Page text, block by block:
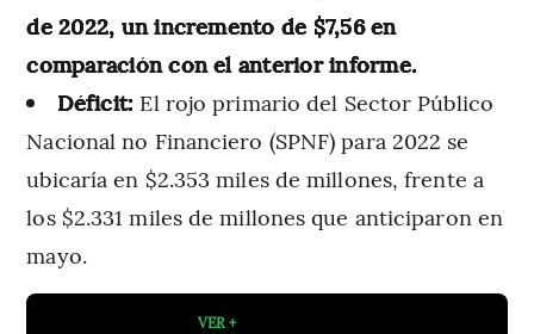
de 2022, un incremento de $7,56 en
comparación con el anterior informe.
Déficit: El rojo primario del Sector Público
Nacional no Financiero (SPNF) para 2022 se
ubicaría en $2.353 miles de millones, frente a
los $2.331 miles de millones que anticiparon en
mayo.
VER +